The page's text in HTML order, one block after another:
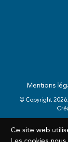
Mentions
© Copyright 2026
Ce site web